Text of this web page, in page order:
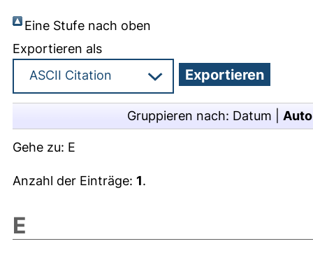
Eine Stufe nach oben
Exportieren als
Gruppieren nach: Datum
Gehe zu: E
Anzahl der Einträge: 1.
E